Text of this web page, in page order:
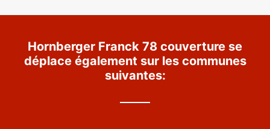
Hornberger Franck 78 couverture se
déplace également sur les communes
suivantes: